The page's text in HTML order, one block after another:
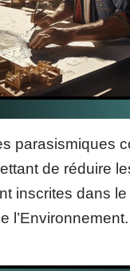
parasismiques
de réduire
inscrites dans